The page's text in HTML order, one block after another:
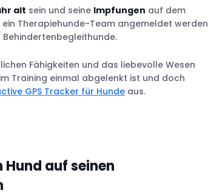
alt sein und seine Impfungen auf dem
Therapiehunde-Team angemeldet werden
Fähigkeiten und das liebevolle Wesen
Training einmal abgelenkt ist und doch
GPS Tracker für Hunde aus.
Hund auf seinen